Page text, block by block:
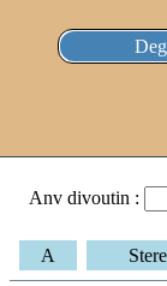
Anv divoutin :
A